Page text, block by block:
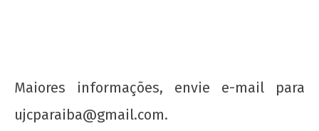
socialismo!
outubro
Maiores informações, envie e-mail para
ujcparaiba@gmail.com.